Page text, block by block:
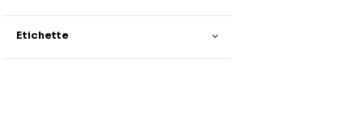
Etichette